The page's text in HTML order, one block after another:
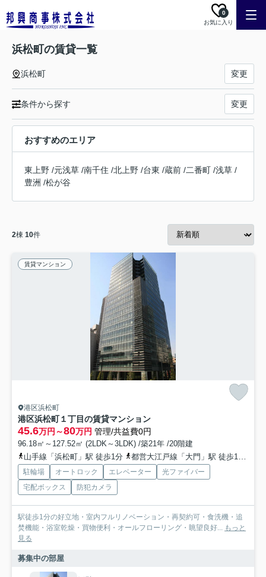
お気に入り
0
浜松町の賃貸一覧
浜松町 変更
条件から探す 変更
おすすめのエリア
東上野 /元浅草 /南千住 /北上野 /台東 /蔵前 /二番町 /浅草 /
豊洲 /松が谷
2棟 10件
賃貸マンション
港区浜松町
港区浜松町１丁目の賃貸マンション
45.6万円～80万円 管理/共益費0円
96.18㎡～127.52㎡ (2LDK～3LDK) /築21年 /20階建
山手線「浜松町」駅 徒歩1分
都営大江戸線「大門」駅 徒歩1分
駐輪場 オートロック エレベーター
光ファイバー
宅配ボックス
防犯カメラ
駅徒歩1分の好立地・室内フルリノベーション・再契約可・食洗機・追
焚機能・浴室乾燥・買物便利・オールフローリング・眺望良好... もっと
見る
募集中の部屋